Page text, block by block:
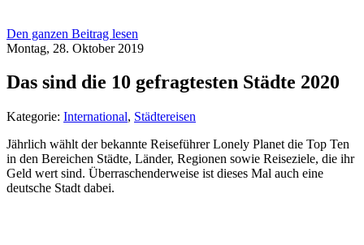
Den ganzen Beitrag lesen
Montag, 28. Oktober 2019
Das sind die 10 gefragtesten Städte 2020
Kategorie: International, Städtereisen
Jährlich wählt der bekannte Reiseführer Lonely Planet die Top Ten
in den Bereichen Städte, Länder, Regionen sowie Reiseziele, die ihr
Geld wert sind. Überraschenderweise ist dieses Mal auch eine
deutsche Stadt dabei.